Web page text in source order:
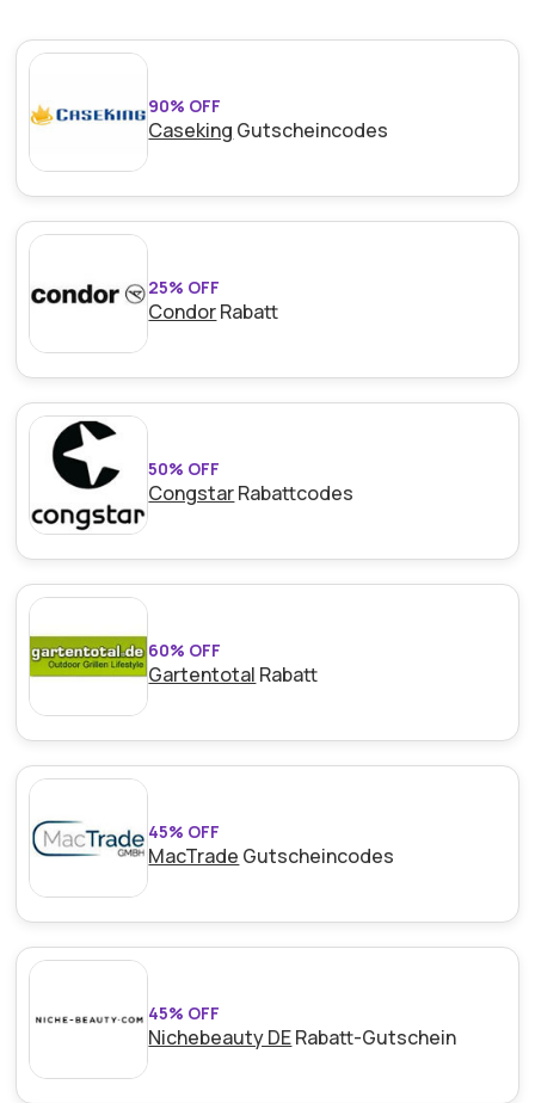
90% OFF
Caseking Gutscheincodes
25% OFF
CondorRabatt
50% OFF
CongstarRabattcodes
60% OFF
Gartentotal Rabatt
45% OFF
MacTrade Gutscheincodes
45% OFF
Nichebeauty DERabatt-Gutschein